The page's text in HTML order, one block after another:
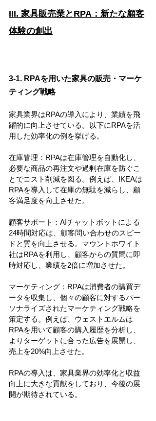
III. 家具販売業とRPA：新たな顧客
体験の創出
3-1. RPAを用いた家具の販売・マーケ
ティング戦略
家具業界はRPAの導入により、業績を飛
躍的に向上させている。以下にRPAを活
用した効率化の例を挙げる。
在庫管理：RPAは在庫管理を自動化し、
必要な商品の再注文や過剰在庫を防ぐこ
とでコスト削減を図る。例えば、IKEAは
RPAを導入して在庫の無駄を減らし、顧
客満足度を向上させた。
顧客サポート：AIチャットボットによる
24時間対応は、顧客問い合わせのスピー
ドと質を向上させる。マウントホワイト
社はRPAを利用し、顧客からの質問に即
時対応し、業績を2倍に増加させた。
マーケティング：RPAは消費者の購買デ
ータを収集し、個々の顧客に対するパー
ソナライズされたマーケティング戦略を
策定する。例えば、ウェストエルムは
RPAを用いて顧客の購入履歴を分析し、
よりターゲットに合った広告を展開し、
売上を20%向上させた。
RPAの導入は、家具業界の効率化と収益
向上に大きな貢献をしており、今後の展
開が期待されている。